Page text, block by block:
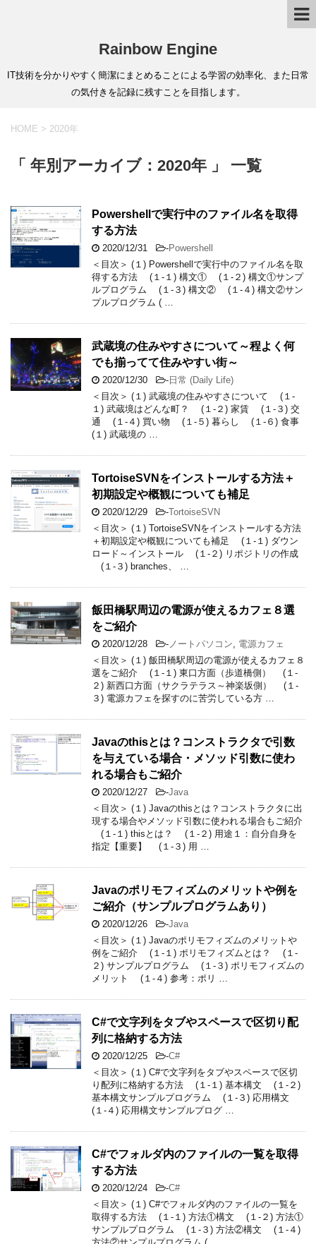
Rainbow Engine
IT技術を分かりやすく簡潔にまとめることによる学習の効率化、また日常
の気付きを記録に残すことを目指します。
HOME > 2020年
「 年別アーカイブ：2020年 」 一覧
Powershellで実行中のファイル名を取得
する方法
2020/12/31 -Powershell
＜目次＞ (１) Powershellで実行中のファイル名を取
得する方法 (１-１) 構文① (１-２) 構文①サンプ
ルプログラム (１-３) 構文② (１-４) 構文②サン
プルプログラム ( …
武蔵境の住みやすさについて～程よく何
でも揃ってて住みやすい街～
2020/12/30 -日常 (Daily Life)
＜目次＞ (１) 武蔵境の住みやすさについて (１-
１) 武蔵境はどんな町？ (１-２) 家賃 (１-３) 交
通 (１-４) 買い物 (１-５) 暮らし (１-６) 食事
(１) 武蔵境の …
TortoiseSVNをインストールする方法＋
初期設定や概観についても補足
2020/12/29 -TortoiseSVN
＜目次＞ (１) TortoiseSVNをインストールする方法
＋初期設定や概観についても補足 (１-１) ダウン
ロード～インストール (１-２) リポジトリの作成
(１-３) branches、 …
飯田橋駅周辺の電源が使えるカフェ８選
をご紹介
2020/12/28 - ノートパソコン
電源カフェ
＜目次＞ (１) 飯田橋駅周辺の電源が使えるカフェ８
選をご紹介 (１-１) 東口方面（歩道橋側） (１-
２) 新西口方面（サクラテラス～神楽坂側） (１-
３) 電源カフェを探すのに苦労している方 …
Javaのthisとは？コンストラクタで引数
を与えている場合・メソッド引数に使わ
れる場合もご紹介
2020/12/27 -Java
＜目次＞ (１) Javaのthisとは？コンストラクタに出
現する場合やメソッド引数に使われる場合もご紹介
(１-１) thisとは？ (１-２) 用途１：自分自身を
指定【重要】 (１-３) 用 …
Javaのポリモフィズムのメリットや例を
ご紹介（サンプルプログラムあり）
2020/12/26 -Java
＜目次＞ (１) Javaのポリモフィズムのメリットや
例をご紹介 (１-１) ポリモフィズムとは？ (１-
２) サンプルプログラム (１-３) ポリモフィズムの
メリット (１-４) 参考：ポリ …
C#で文字列をタブやスペースで区切り配
列に格納する方法
2020/12/25 -C#
＜目次＞ (１) C#で文字列をタブやスペースで区切
り配列に格納する方法 (１-１) 基本構文 (１-２)
基本構文サンプルプログラム (１-３) 応用構文
(１-４) 応用構文サンプルプログ …
C#でフォルダ内のファイルの一覧を取得
する方法
2020/12/24 -C#
＜目次＞ (１) C#でフォルダ内のファイルの一覧を
取得する方法 (１-１) 方法①構文 (１-２) 方法①
サンプルプログラム (１-３) 方法②構文 (１-４)